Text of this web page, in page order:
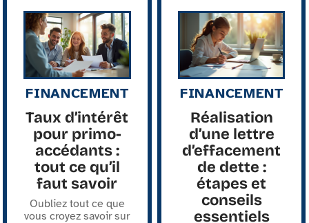
FINANCEMENT
Taux d’intérêt
pour primo-
accédants :
tout ce qu’il
faut savoir
Oubliez tout ce que
vous croyez savoir sur
FINANCEMENT
Réalisation
d’une lettre
d’effacement
de dette :
étapes et
conseils
essentiels